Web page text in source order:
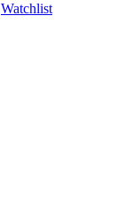
Watchlist